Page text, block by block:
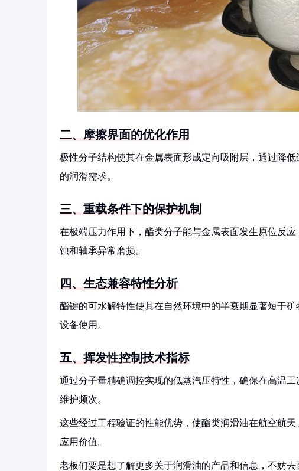
二、摩擦界面的优化作用
极性分子结构使其在金属表面形成定向吸附层，通过降
的润滑需求。
三、重载条件下的保护机制
在极端压力作用下，酯类分子能与金属表面发生原位反
蚀和轴承异常磨损。
四、生态兼容特性分析
酯键的可水解特性使其在自然环境中的半衰期显著短于
设备使用。
五、挥发性控制技术指标
通过分子量精确调控实现的低蒸汽压特性，确保在高温
维护频次。
这些经过工程验证的性能优势，使酯类润滑油在航空航
应用价值。
老板们要是想了解更多关于润滑油的产品和信息，不妨